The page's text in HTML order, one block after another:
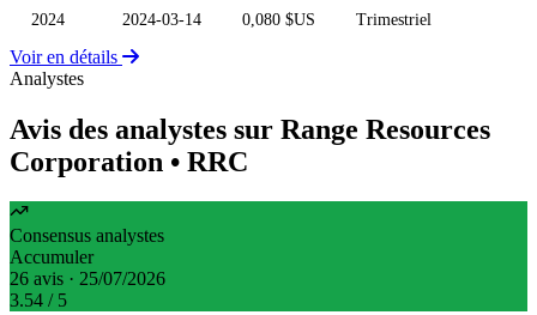
2024 2024-03-14 0,080 $US Trimestriel
Voir en détails
Analystes
Avis des analystes sur Range Resources
Corporation • RRC
Consensus analystes
Accumuler
26 avis · 25/07/2026
3.54 / 5